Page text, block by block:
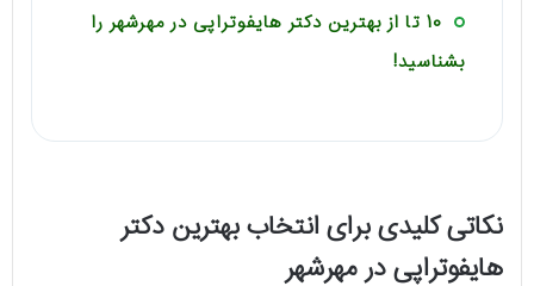
10 تا از بهترین دکتر هایفوتراپی در مهرشهر را
بشناسید!
نکاتی کلیدی برای انتخاب بهترین دکتر
هایفوتراپی در مهرشهر